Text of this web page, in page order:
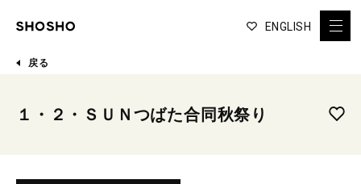
ENGLISH
戻る
１・２・ＳＵＮつばた合同秋祭り